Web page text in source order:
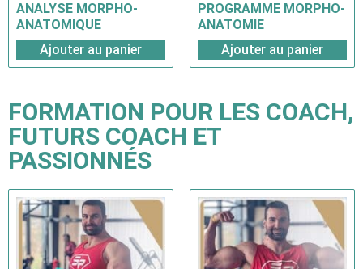
ANALYSE MORPHO-
ANATOMIQUE
Ajouter au panier
PROGRAMME MORPHO-
ANATOMIE
Ajouter au panier
FORMATION POUR LES COACH,
FUTURS COACH ET
PASSIONNÉS